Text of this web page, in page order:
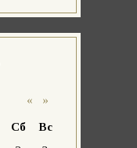
« »
Сб
Вс